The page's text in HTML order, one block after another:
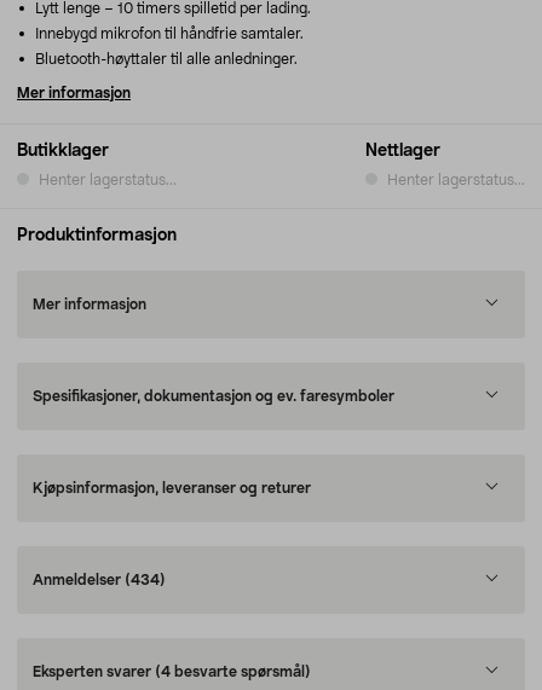
Butikklager
Henter lagerstatus...
Nettlager
Henter lagerstatus...
Lytt lenge – 10 timers spilletid per lading.
Innebygd mikrofon til håndfrie samtaler.
Bluetooth-høyttaler til alle anledninger.
Mer informasjon
Produktinformasjon
Mer informasjon
Spesifikasjoner, dokumentasjon og ev. faresymboler
Kjøpsinformasjon, leveranser og returer
Anmeldelser (434)
Eksperten svarer (4 besvarte spørsmål)